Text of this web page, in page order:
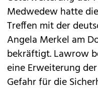
Medwedew hatte
Treffen mit der
Angela Merkel am
bekräftigt. Lawrow
eine Erweiterung
Gefahr für die